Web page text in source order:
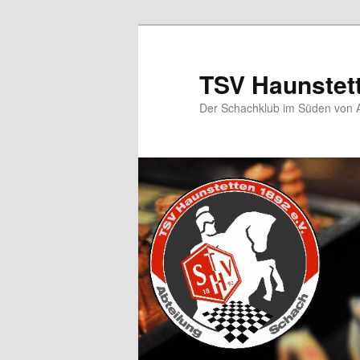
TSV
Der Schachklub im Süden von